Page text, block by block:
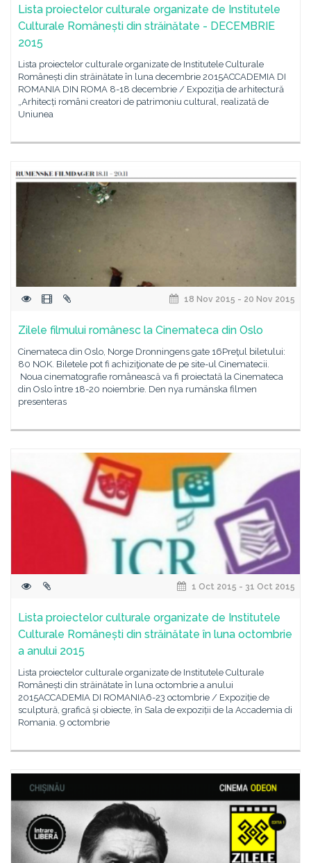
Lista proiectelor culturale organizate de Institutele
Culturale Românești din străinătate - DECEMBRIE
2015
Lista proiectelor culturale organizate de Institutele Culturale
Românești din străinătate în luna decembrie 2015ACCADEMIA DI
ROMANIA DIN ROMA 8-18 decembrie / Expoziția de arhitectură
„Arhitecți români creatori de patrimoniu cultural, realizată de
Uniunea
18 Nov 2015 - 20 Nov 2015
Zilele filmului românesc la Cinemateca din Oslo
Cinemateca din Oslo, Norge Dronningens gate 16Preţul biletului:
80 NOK. Biletele pot fi achiziţionate de pe site-ul Cinematecii.
Noua cinematografie românească va fi proiectată la Cinemateca
din Oslo între 18-20 noiembrie. Den nya rumänska filmen
presenteras
1 Oct 2015 - 31 Oct 2015
Lista proiectelor culturale organizate de Institutele
Culturale Românești din străinătate în luna octombrie
a anului 2015
Lista proiectelor culturale organizate de Institutele Culturale
Românești din străinătate în luna octombrie a anului
2015ACCADEMIA DI ROMANIA6-23 octombrie / Expoziție de
sculptură, grafică și obiecte, în Sala de expoziții de la Accademia di
Romania. 9 octombrie